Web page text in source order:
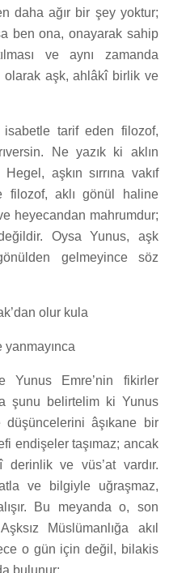
daha ağır bir şey yoktur;
ben ona, onayarak sahip
ve aynı zamanda
olarak aşk, ahlâkî birlik ve
tarif eden filozof,
Ne yazık ki aklın
aşkın sırrına vakıf
filozof, aklı gönül haline
heyecandan mahrumdur;
değildir. Oysa Yunus, aşk
gelmeyince söz
olur kula
Yunus Emre’nin fikirler
şunu belirtelim ki Yunus
âşıkane bir
endişeler taşımaz; ancak
ve vüs’at vardır.
ve bilgiyle uğraşmaz,
Bu meyanda o, son
Müslümanlığa akıl
o gün için değil, bilakis
bulunur: